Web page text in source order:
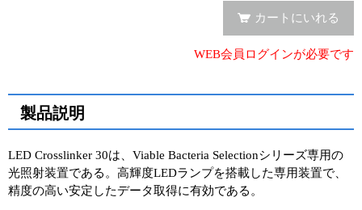
プロトコール集
動画ライブラリー
カートにいれる
WEB会員ログインが必要です
製品説明
LED Crosslinker 30は、Viable Bacteria Selectionシリーズ専用の
光照射装置である。高輝度LEDランプを搭載した専用装置で、
精度の高い安定したデータ取得に有効である。